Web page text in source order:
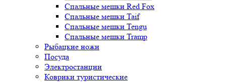
Спальные мешки Red Fox
Спальные мешки Taif
Спальные мешки Tengu
Спальные мешки Tramp
Рыбацкие ножи
Посуда
Электростанции
Коврики туристические